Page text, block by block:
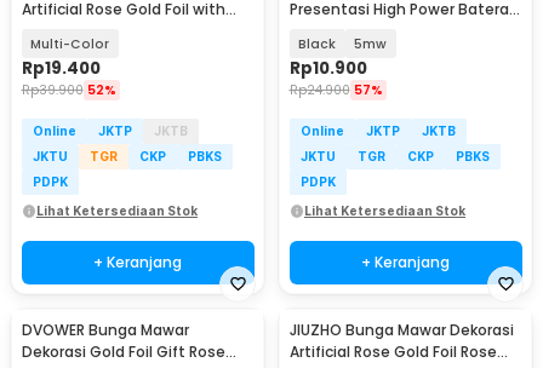
Artificial Rose Gold Foil with
Multi-Color
Rp19.400
Rp39.900 52%
Online JKTP
JKTB
JKTU
TGR CKP
PBKS
PDPK
Lihat Ketersediaan Stok
+ Keranjang
Presentasi High Power Baterai
Black 5mw
Rp10.900
Rp24.900 57%
Online JKTP
JKTB
JKTU
TGR CKP
PBKS
PDPK
Lihat Ketersediaan Stok
+ Keranjang
DVOWER Bunga Mawar
Dekorasi Gold Foil Gift Rose
JIUZHO Bunga Mawar Dekorasi
Artificial Rose Gold Foil Rose